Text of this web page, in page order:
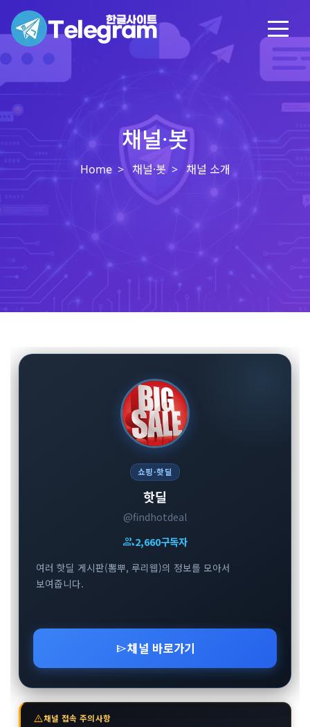
채널·봇
Home 채널·봇 채널 소개
쇼핑·핫딜
핫딜
@findhotdeal
group2,660구독자
여러 핫딜 게시판(뽐뿌, 루리웹)의 정보를 모아서
보여줍니다.
send채널 바로가기
warning채널 접속 주의사항